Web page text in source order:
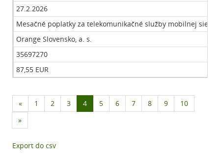
27.2.2026
Mesačné poplatky za telekomunikačné služby mobilnej siete
Orange Slovensko, a. s.
35697270
87,55 EUR
« 1 2 3 4 5 6 7 8 9
10
»
Export do csv